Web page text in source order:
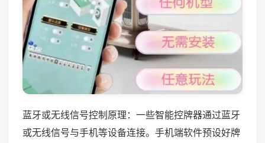
蓝牙或无线信号控制原理：一些智能控牌器通过蓝牙
或无线信号与手机等设备连接。手机端软件预设好牌